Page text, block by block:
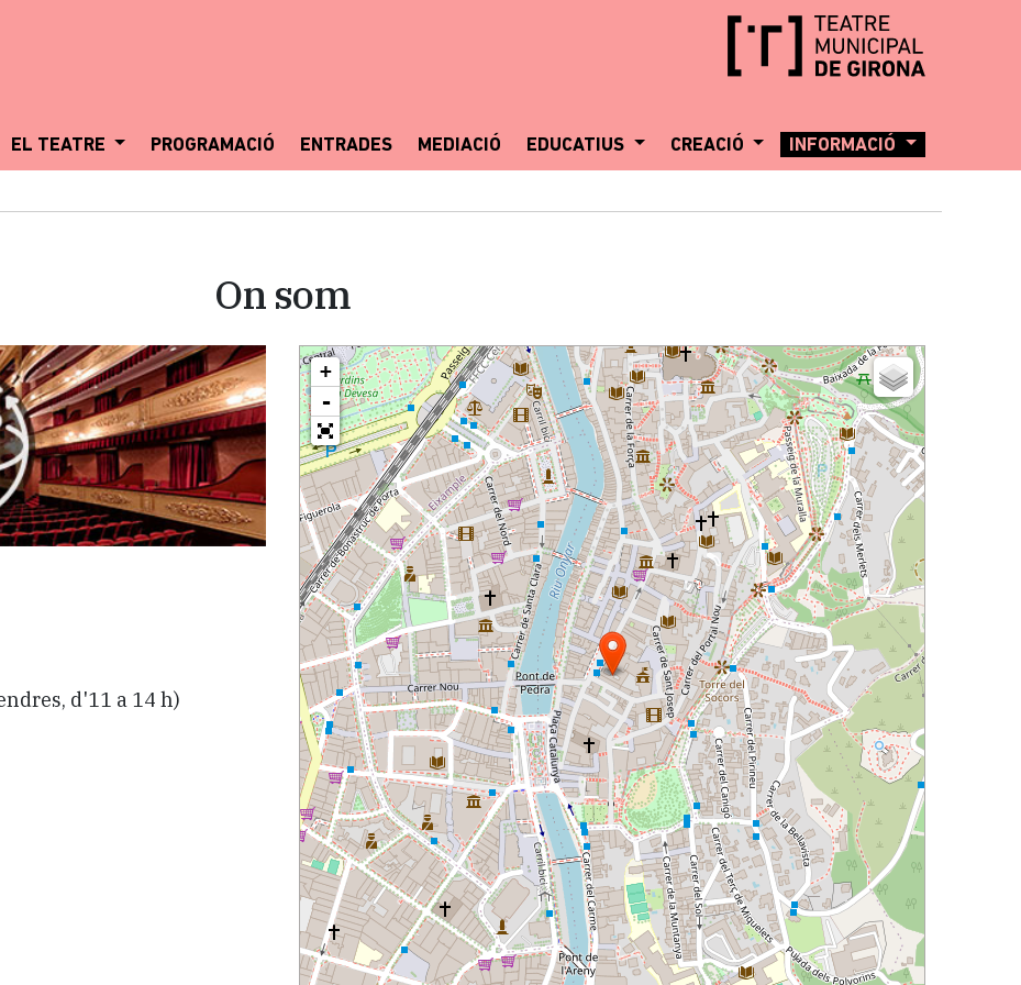
EL TEATRE PROGRAMACIÓ ENTRADES MEDIACIÓ EDUCATIUS CREACIÓ INFORMACIÓ
On som
d'11 a 14 h)